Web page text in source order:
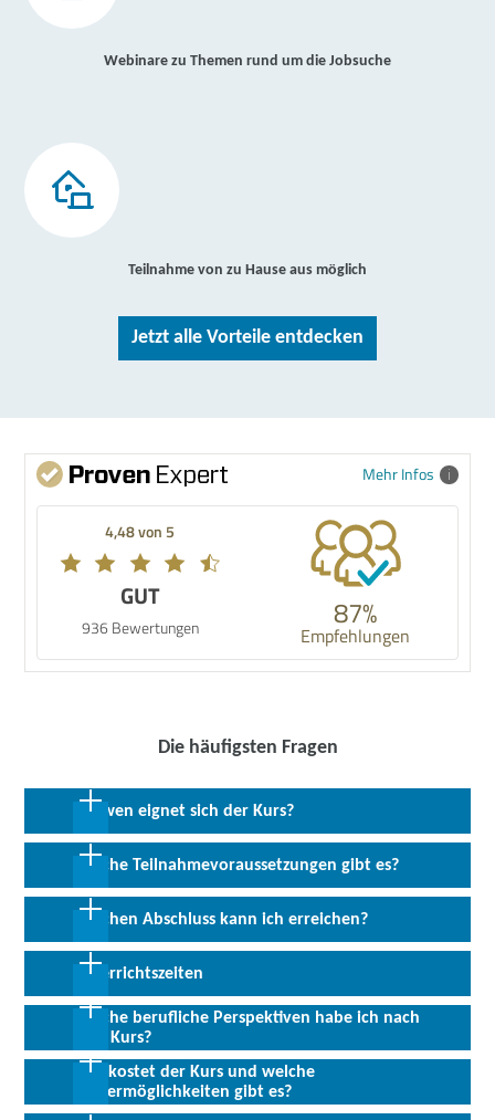
Webinare zu Themen rund um die Jobsuche
Teilnahme von zu Hause aus möglich
Jetzt alle Vorteile entdecken
Mehr Infos
4,48 von 5
GUT
936 Bewertungen 87%
Empfehlungen
Die häufigsten Fragen
Für wen eignet sich der Kurs?
Der Maßnahmebaustein richtet sich an alle arbeitsuchenden oder
von Arbeitslosigkeit bedrohten Personen, die mithilfe eines
individuellen Coachings ihrer Integration in Arbeit einen Schritt
näherkommen möchten.
Welche Teilnahmevoraussetzungen gibt es?
Bestimmte berufliche Vorkenntnisse oder Erfahrungen sind für die
Teilnahme nicht erforderlich.
Allen Interessierten stehen wir in einem persönlichen Gespräch
zur Abklärung ihrer individuellen Teilnahmevoraussetzungen zur
Verfügung.
Welchen Abschluss kann ich erreichen?
Abschluss:Trägerinternes Zertifikat bzw.
Teilnahmebescheinigung
Unterrichtszeiten
Die Coachingzeiten werden individuell vereinbart.
Welche berufliche Perspektiven habe ich nach
dem Kurs?
Im Rahmen der Standortbestimmung arbeiten Sie gemeinsam mit
einem Coach gezielt Ihre beruflichen Stärken, Neigungen und
Was kostet der Kurs und welche
Fördermöglichkeiten gibt es?